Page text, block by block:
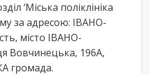
‘Міська поліклініка
за адресою: ІВАНО-
місто ІВАНО-
Вовчинецька, 196А,
громада.